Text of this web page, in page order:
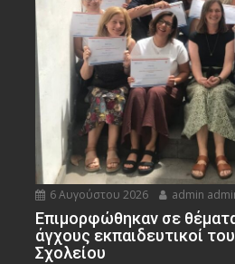
6 Αυγούστου 2026 admin
Eπιμορφώθηκαν σε
άγχους εκπαιδευτικοί
Σχολείου